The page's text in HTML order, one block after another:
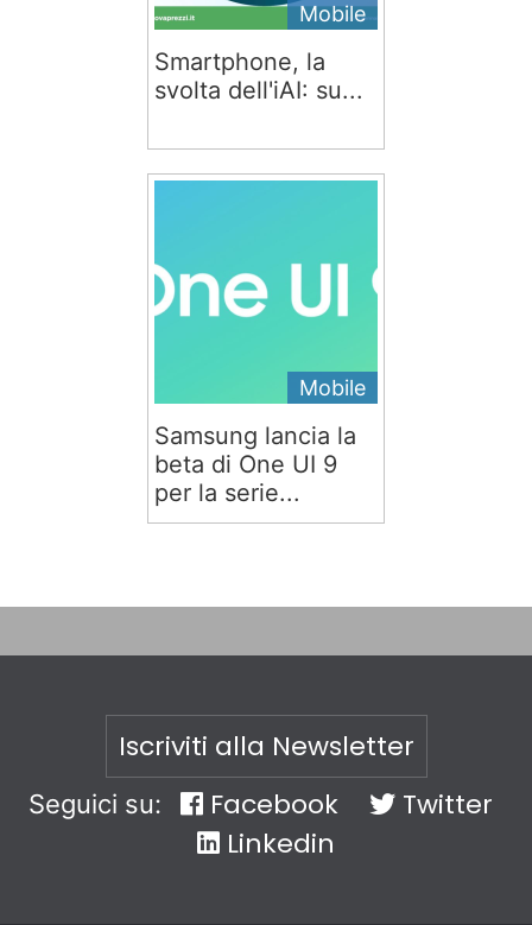
Mobile
Smartphone, la
svolta dell'iAI: su...
Mobile
Samsung lancia la
beta di One UI 9
per la serie...
Iscriviti alla Newsletter
Seguici su: Facebook
Twitter
Linkedin